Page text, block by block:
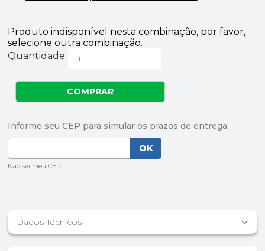
Produto indisponível nesta combinação, por favor,
selecione outra combinação.
Quantidade
Dados Técnicos